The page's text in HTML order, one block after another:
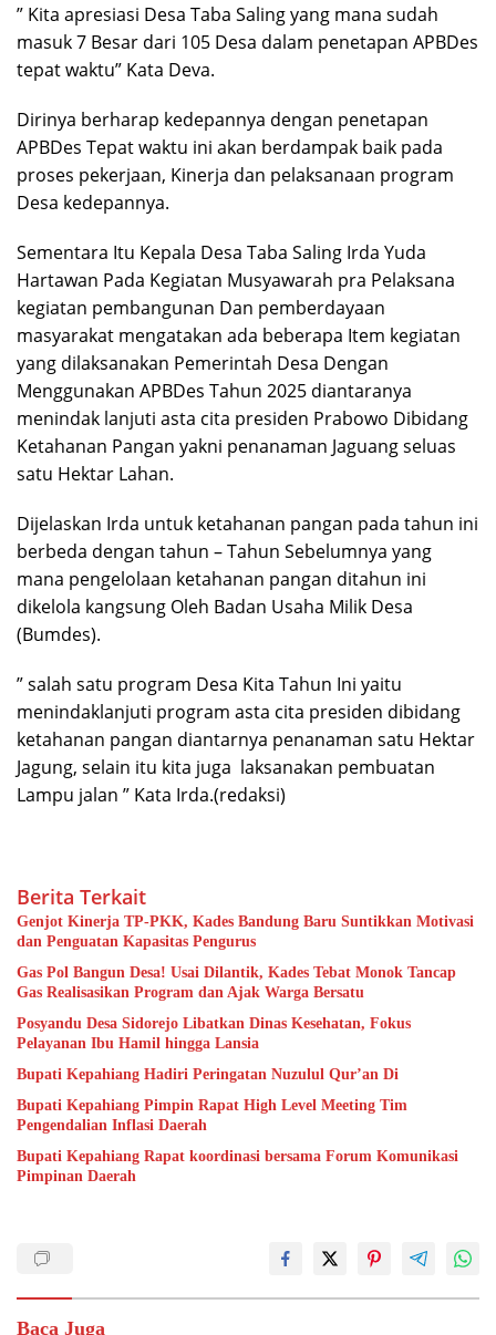
” Kita apresiasi Desa Taba Saling yang mana sudah
masuk 7 Besar dari 105 Desa dalam penetapan APBDes
tepat waktu” Kata Deva.
Dirinya berharap kedepannya dengan penetapan
APBDes Tepat waktu ini akan berdampak baik pada
proses pekerjaan, Kinerja dan pelaksanaan program
Desa kedepannya.
Sementara Itu Kepala Desa Taba Saling Irda Yuda
Hartawan Pada Kegiatan Musyawarah pra Pelaksana
kegiatan pembangunan Dan pemberdayaan
masyarakat mengatakan ada beberapa Item kegiatan
yang dilaksanakan Pemerintah Desa Dengan
Menggunakan APBDes Tahun 2025 diantaranya
menindak lanjuti asta cita presiden Prabowo Dibidang
Ketahanan Pangan yakni penanaman Jaguang seluas
satu Hektar Lahan.
Dijelaskan Irda untuk ketahanan pangan pada tahun ini
berbeda dengan tahun – Tahun Sebelumnya yang
mana pengelolaan ketahanan pangan ditahun ini
dikelola kangsung Oleh Badan Usaha Milik Desa
(Bumdes).
” salah satu program Desa Kita Tahun Ini yaitu
menindaklanjuti program asta cita presiden dibidang
ketahanan pangan diantarnya penanaman satu Hektar
Jagung, selain itu kita juga laksanakan pembuatan
Lampu jalan ” Kata Irda.(redaksi)
Berita Terkait
Genjot Kinerja TP-PKK, Kades Bandung Baru Suntikkan Motivasi
dan Penguatan Kapasitas Pengurus
Gas Pol Bangun Desa! Usai Dilantik, Kades Tebat Monok Tancap
Gas Realisasikan Program dan Ajak Warga Bersatu
Posyandu Desa Sidorejo Libatkan Dinas Kesehatan, Fokus
Pelayanan Ibu Hamil hingga Lansia
Bupati Kepahiang Hadiri Peringatan Nuzulul Qur’an Di
Bupati Kepahiang Pimpin Rapat High Level Meeting Tim
Pengendalian Inflasi Daerah
Bupati Kepahiang Rapat koordinasi bersama Forum Komunikasi
Pimpinan Daerah
Baca Juga